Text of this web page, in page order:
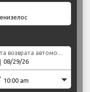
Дата возврата автомобиля